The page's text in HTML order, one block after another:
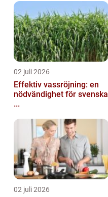
02 juli 2026
Effektiv vassröjning: en
nödvändighet för svenska
...
02 juli 2026